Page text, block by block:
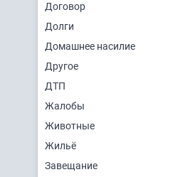
Договор
Долги
Домашнее насилие
Другое
ДТП
Жалобы
Животные
Жильё
Завещание